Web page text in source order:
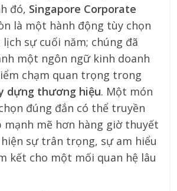
đó, Singapore Corporate
là một hành động tùy chọn
sự cuối năm; chúng đã
một ngôn ngữ kinh doanh
chạm quan trọng trong
dựng thương hiệu. Một món
đúng đắn có thể truyền
mẽ hơn hàng giờ thuyết
sự trân trọng, sự am hiểu
kết cho một mối quan hệ lâu